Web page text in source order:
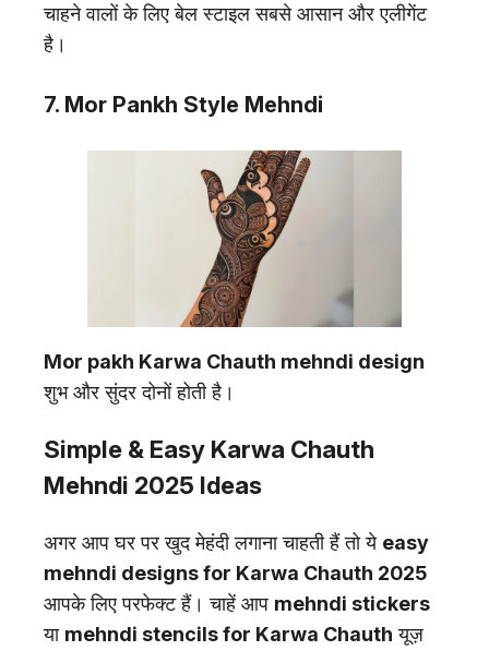
चाहने वालों के लिए बेल स्टाइल सबसे आसान और एलीगेंट
है।
7. Mor Pankh Style Mehndi
Mor pakh Karwa Chauth mehndi design
शुभ और सुंदर दोनों होती है।
Simple & Easy Karwa Chauth
Mehndi 2025 Ideas
अगर आप घर पर खुद मेहंदी लगाना चाहती हैं तो ये easy
mehndi designs for Karwa Chauth 2025
आपके लिए परफेक्ट हैं। चाहें आप mehndi stickers
या mehndi stencils for Karwa Chauth यूज़